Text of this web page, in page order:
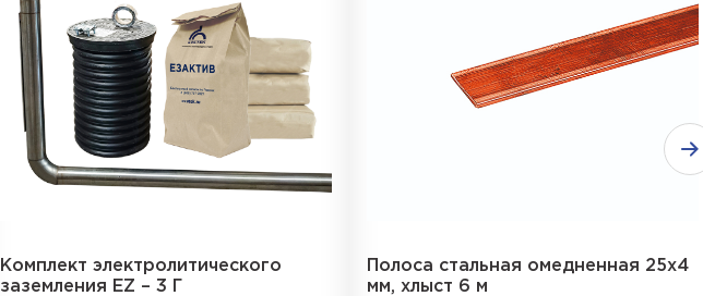
Комплект электролитического
заземления EZ – 3 Г
Полоса стальная омедненная 25х4
мм, хлыст 6 м